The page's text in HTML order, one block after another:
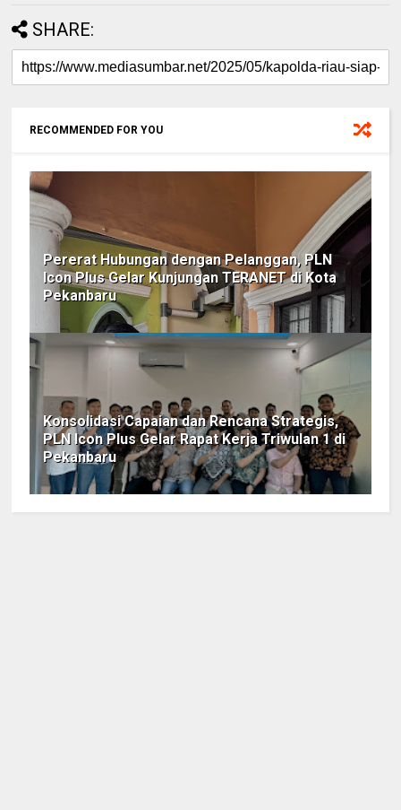
SHARE:
RECOMMENDED FOR YOU
Pererat Hubungan dengan Pelanggan, PLN
Icon Plus Gelar Kunjungan TERANET di Kota
Pekanbaru
Konsolidasi Capaian dan Rencana Strategis,
PLN Icon Plus Gelar Rapat Kerja Triwulan 1 di
Pekanbaru